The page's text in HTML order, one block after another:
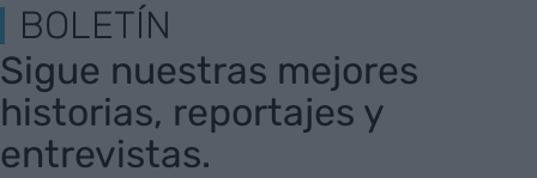
BOLETÍN
Sigue nuestras mejores
historias, reportajes y
entrevistas.